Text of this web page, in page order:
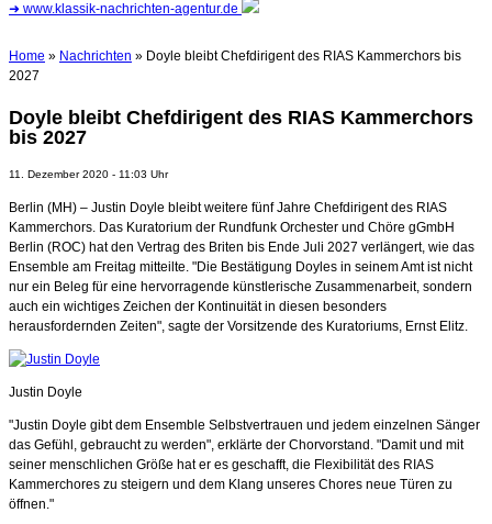
➜ www.klassik-nachrichten-agentur.de
Home » Nachrichten » Doyle bleibt Chefdirigent des RIAS Kammerchors bis
2027
Doyle bleibt Chefdirigent des RIAS Kammerchors
bis 2027
11. Dezember 2020 - 11:03 Uhr
Berlin (MH) – Justin Doyle bleibt weitere fünf Jahre Chefdirigent des RIAS
Kammerchors. Das Kuratorium der Rundfunk Orchester und Chöre gGmbH
Berlin (ROC) hat den Vertrag des Briten bis Ende Juli 2027 verlängert, wie das
Ensemble am Freitag mitteilte. "Die Bestätigung Doyles in seinem Amt ist nicht
nur ein Beleg für eine hervorragende künstlerische Zusammenarbeit, sondern
auch ein wichtiges Zeichen der Kontinuität in diesen besonders
herausfordernden Zeiten", sagte der Vorsitzende des Kuratoriums, Ernst Elitz.
Justin Doyle
"Justin Doyle gibt dem Ensemble Selbstvertrauen und jedem einzelnen Sänger
das Gefühl, gebraucht zu werden", erklärte der Chorvorstand. "Damit und mit
seiner menschlichen Größe hat er es geschafft, die Flexibilität des RIAS
Kammerchores zu steigern und dem Klang unseres Chores neue Türen zu
öffnen."